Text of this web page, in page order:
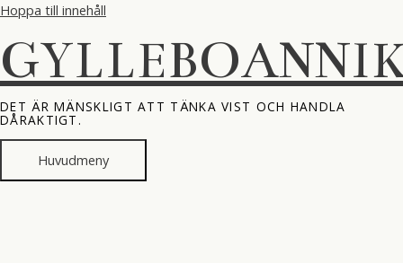
Hoppa till innehåll
DET ÄR MÄNSKLIGT ATT TÄNKA VIST OCH HANDLA
DÅRAKTIGT.
Huvudmeny